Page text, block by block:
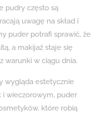
pudry często są
uwagę na skład i
puder potrafi sprawić, że
a makijaż staje się
warunki w ciągu dnia.
wygląda estetycznie
i wieczorowym, puder
które robią